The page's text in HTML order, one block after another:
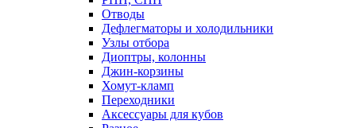
Отводы
Дефлегматоры и холодильники
Узлы отбора
Диоптры, колонны
Джин-корзины
Хомут-кламп
Переходники
Аксессуары для кубов